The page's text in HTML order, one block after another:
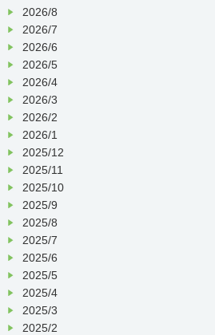
2026/8
2026/7
2026/6
2026/5
2026/4
2026/3
2026/2
2026/1
2025/12
2025/11
2025/10
2025/9
2025/8
2025/7
2025/6
2025/5
2025/4
2025/3
2025/2